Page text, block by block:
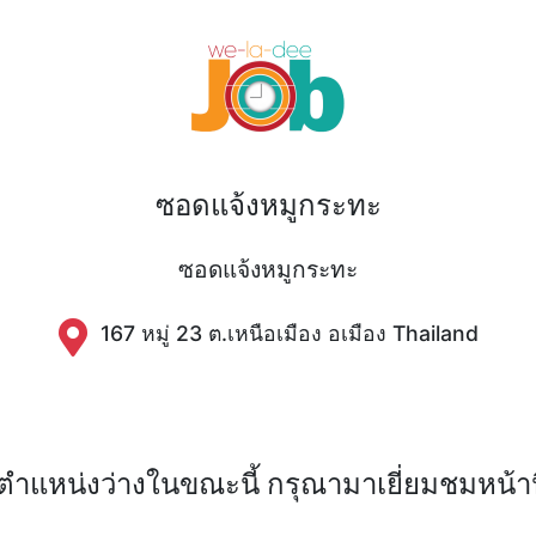
ซอดแจ้งหมูกระทะ
ซอดแจ้งหมูกระทะ
167 หมู่ 23 ต.เหนือเมือง อเมือง Thailand
ำแหน่งว่างในขณะนี้ กรุณามาเยี่ยมชมหน้